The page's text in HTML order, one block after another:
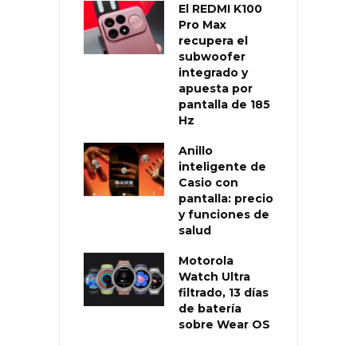
El REDMI K100
Pro Max
recupera el
subwoofer
integrado y
apuesta por
pantalla de 185
Hz
Anillo
inteligente de
Casio con
pantalla: precio
y funciones de
salud
Motorola
Watch Ultra
filtrado, 13 días
de batería
sobre Wear OS